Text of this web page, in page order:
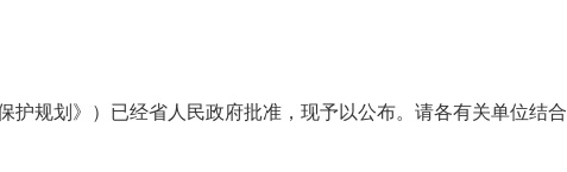
划》）已经省人民政府批准，现予以公布。请各有关单位结